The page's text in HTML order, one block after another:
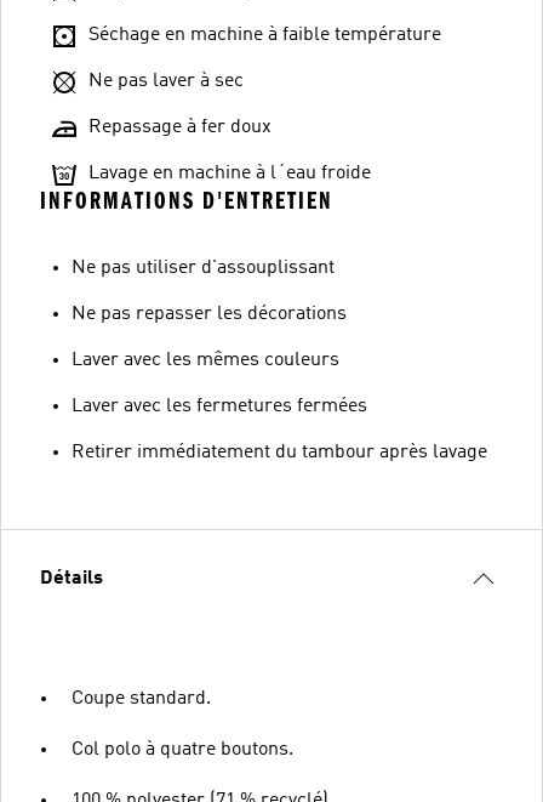
Séchage en machine à faible température
Ne pas laver à sec
Repassage à fer doux
Lavage en machine à l´eau froide
INFORMATIONS D'ENTRETIEN
Ne pas utiliser d'assouplissant
Ne pas repasser les décorations
Laver avec les mêmes couleurs
Laver avec les fermetures fermées
Retirer immédiatement du tambour après lavage
Détails
Coupe standard.
Col polo à quatre boutons.